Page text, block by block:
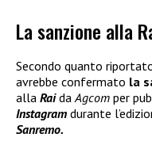
La sanzione alla
Secondo quanto
avrebbe confermato la
alla Raida Agcom per
Instagram durante
Sanremo.